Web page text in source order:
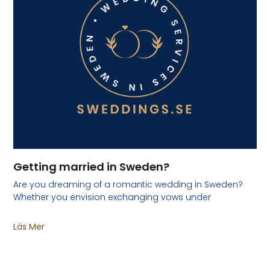
Getting married in Sweden?
Are you dreaming of a romantic wedding in Sweden?
Whether you envision exchanging vows under
Läs Mer